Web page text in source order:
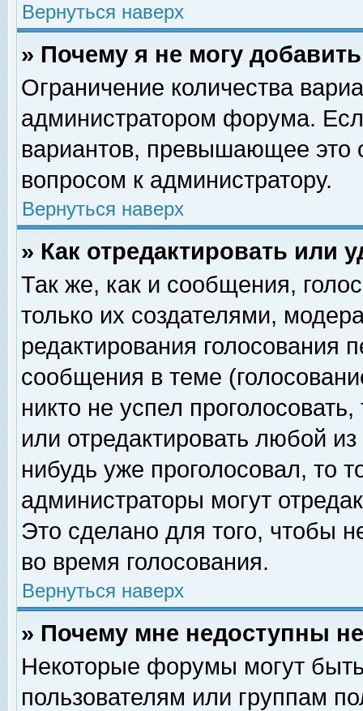
Вернуться наверх
» Почему я не могу
Ограничение количества
администратором форума.
вариантов, превышающее это
вопросом к администратору.
Вернуться наверх
» Как отредактировать или
Так же, как и сообщения,
только их создателями,
редактирования голосования
сообщения в теме
никто не успел
или отредактировать любой
нибудь уже проголосовал, то
администраторы могут
Это сделано для того, чтобы
во время голосования.
Вернуться наверх
» Почему мне недоступны
Некоторые форумы могут
пользователям или группам